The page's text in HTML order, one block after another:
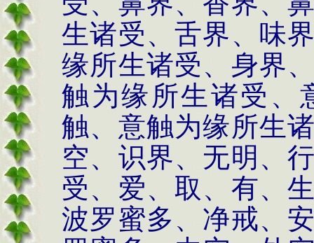
生诸受、舌界、味
缘所生诸受、身界
触为缘所生诸受、
触、意触为缘所生
空、识界、无明、
受、爱、取、有、
波罗蜜多、净戒、